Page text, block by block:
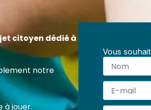
citoyen dédié à
notre
à jouer.
Vous
Nom
E-
mail
pour exercer un rôle clé dans la
au sein de toute structure accueillant
de loisirs, collectivités, structures
professionnelle RS7202 vous
concrètes et reconnues pour
protection de l’enfance.